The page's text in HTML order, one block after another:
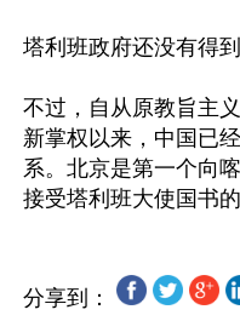
塔利班政府还没有得
不过，自从原教旨主
新掌权以来，中国已
系。北京是第一个向
分享到：